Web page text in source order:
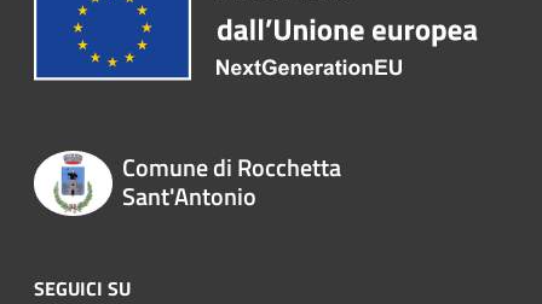
Comune di Rocchetta
Sant'Antonio
SEGUICI SU